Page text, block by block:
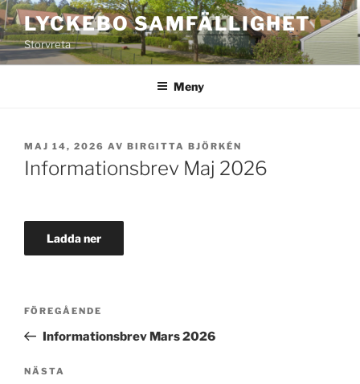
Hoppa
till
innehåll
LYCKEBO SAMFÄLLIGHET
Storvreta
Meny
PUBLICERAT
MAJ 14, 2026 AV BIRGITTA BJÖRKÉN
Informationsbrev Maj 2026
Ladda ner
Inläggsnavigering
Föregående
inlägg
FÖREGÅENDE
Informationsbrev Mars 2026
Nästa
NÄSTA